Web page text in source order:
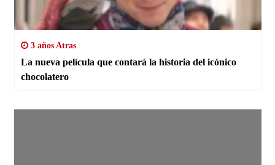
3 años Atras
La nueva película que contará la historia del icónico
chocolatero